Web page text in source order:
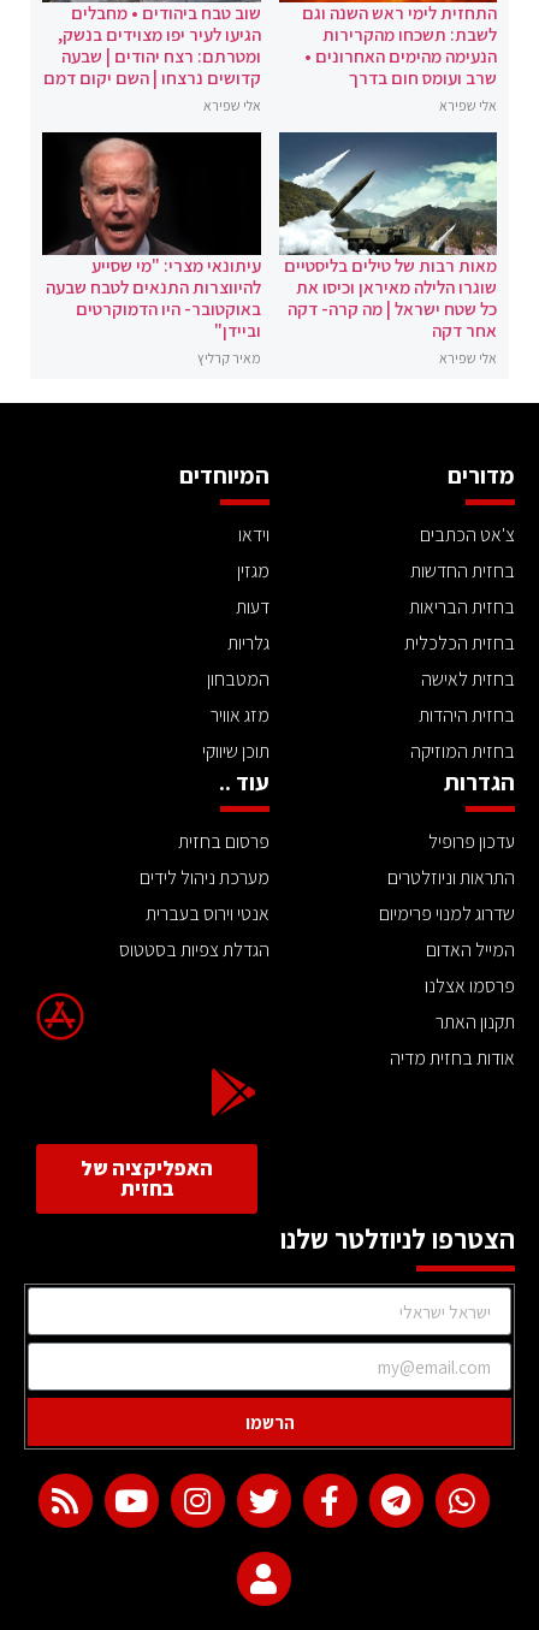
התחזית לימי ראש השנה וגם
לשבת: תשכחו מהקרירות
הנעימה מהימים האחרונים •
שרב ועומס חום בדרך
אלי שפירא
שוב טבח ביהודים • מחבלים
הגיעו לעיר יפו מצוידים בנשק,
ומטרתם: רצח יהודים | שבעה
קדושים נרצחו | השם יקום דמם
אלי שפירא
מאות רבות של טילים בליסטיים
שוגרו הלילה מאיראן וכיסו את
כל שטח ישראל | מה קרה- דקה
אחר דקה
אלי שפירא
עיתונאי מצרי: "מי שסייע
להיווצרות התנאים לטבח שבעה
באוקטובר- היו הדמוקרטים
וביידן"
מאיר קרליץ
מדורים
צ'אט הכתבים
בחזית החדשות
בחזית הבריאות
בחזית הכלכלית
בחזית לאישה
בחזית היהדות
בחזית המוזיקה
המיוחדים
וידאו
מגזין
דעות
גלריות
המטבחון
מזג אוויר
תוכן שיווקי
הגדרות
עדכון פרופיל
התראות וניוזלטרים
שדרוג למנוי פרימיום
המייל האדום
פרסמו אצלנו
תקנון האתר
אודות בחזית מדיה
עוד ..
פרסום בחזית
מערכת ניהול לידים
אנטי וירוס בעברית
הגדלת צפיות בסטטוס
האפליקציה של
בחזית
הצטרפו לניוזלטר שלנו
הרשמו